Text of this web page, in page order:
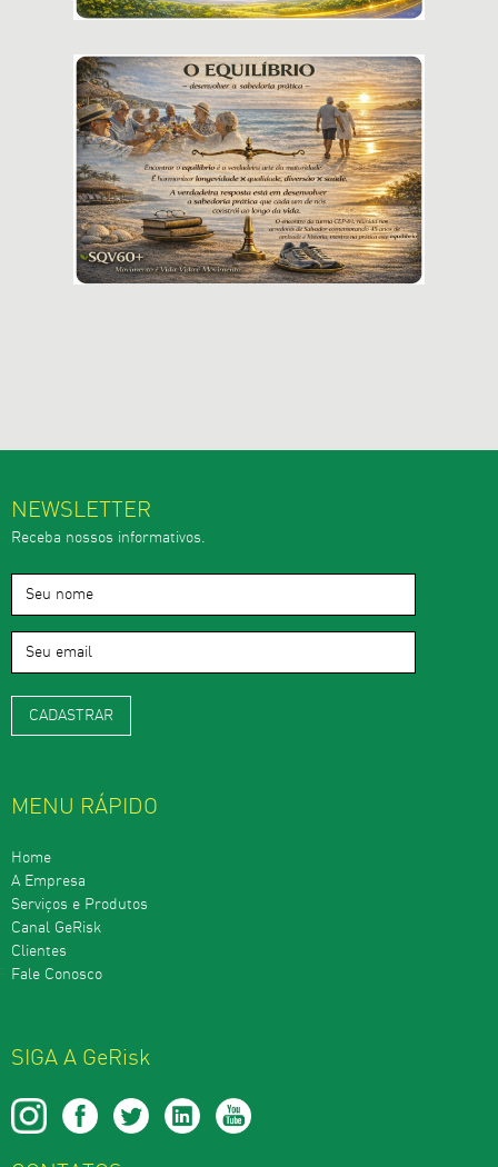
NEWSLETTER
Receba nossos informativos.
MENU RÁPIDO
Home
A Empresa
Serviços e Produtos
Canal GeRisk
Clientes
Fale Conosco
SIGA A GeRisk